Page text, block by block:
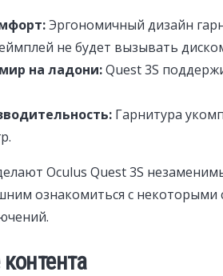
Эргономичный дизайн
не будет вызывать
на ладони:Quest 3S
Гарнитура
Oculus Quest 3S
ознакомиться с